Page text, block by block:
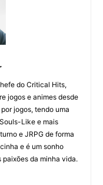
do Critical Hits,
jogos e animes desde
jogos, tendo uma
Like e mais
e JRPG de forma
e é um sonho
da minha vida.